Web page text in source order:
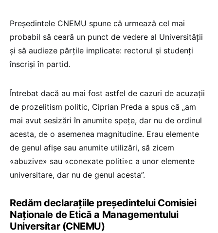
Președintele CNEMU spune că urmează cel mai
probabil să ceară un punct de vedere al Universității
și să audieze părțile implicate: rectorul și studenți
înscriși în partid.
Întrebat dacă au mai fost astfel de cazuri de acuzații
de prozelitism politic, Ciprian Preda a spus că „am
mai avut sesizări în anumite spețe, dar nu de ordinul
acesta, de o asemenea magnitudine. Erau elemente
de genul afișe sau anumite utilizări, să zicem
«abuzive» sau «conexate politi»c a unor elemente
universitare, dar nu de genul acesta”.
Redăm declarațiile președintelui Comisiei
Naționale de Etică a Managementului
Universitar (CNEMU)